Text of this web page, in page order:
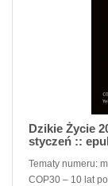
Dzikie Życie
styczeń ::
Tematy numeru:
COP30 – 10 lat